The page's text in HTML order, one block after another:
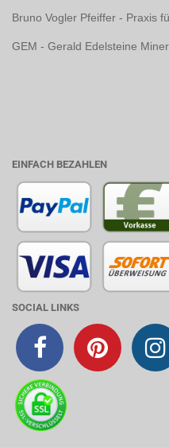
Bruno Vogler Pfeiffer - Praxis
GEM - Gerald Edelsteine
EINFACH BEZAHLEN
SOCIAL LINKS